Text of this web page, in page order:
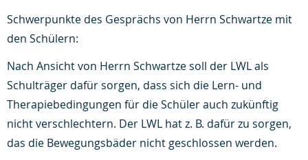
Schwerpunkte des Gesprächs von Herrn Schwartze mit
den Schülern:
Nach Ansicht von Herrn Schwartze soll der LWL als
Schulträger dafür sorgen, dass sich die Lern- und
Therapiebedingungen für die Schüler auch zukünftig
nicht verschlechtern. Der LWL hat z. B. dafür zu sorgen,
das die Bewegungsbäder nicht geschlossen werden.